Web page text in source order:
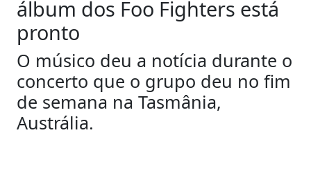
álbum dos Foo Fighters está
pronto
O músico deu a notícia durante o
concerto que o grupo deu no fim
de semana na Tasmânia,
Austrália.